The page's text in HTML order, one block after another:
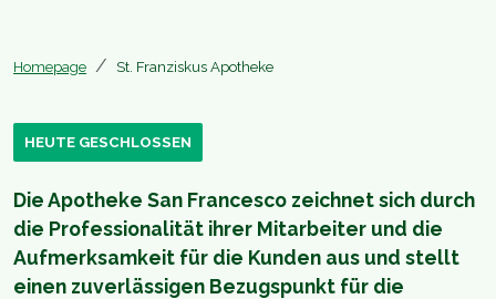
Homepage St. Franziskus Apotheke
HEUTE GESCHLOSSEN
Die Apotheke San Francesco zeichnet sich durch
die Professionalität ihrer Mitarbeiter und die
Aufmerksamkeit für die Kunden aus und stellt
einen zuverlässigen Bezugspunkt für die